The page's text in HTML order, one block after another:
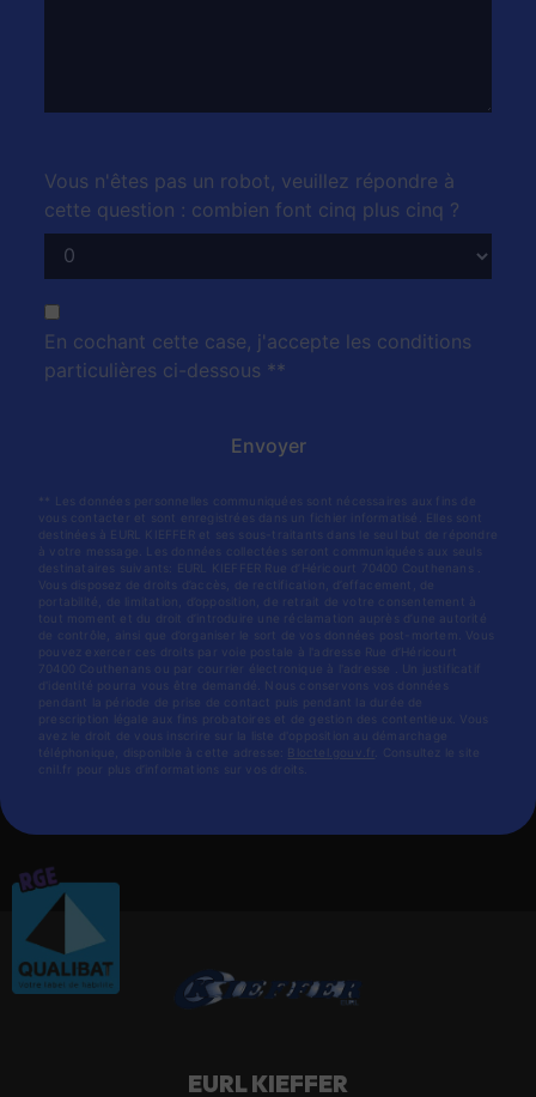
Vous n'êtes pas un robot, veuillez répondre à
cette question : combien font cinq plus cinq ?
En cochant cette case, j'accepte les conditions
particulières ci-dessous **
Envoyer
** Les données personnelles communiquées sont nécessaires aux fins de
vous contacter et sont enregistrées dans un fichier informatisé. Elles sont
destinées à EURL KIEFFER et ses sous-traitants dans le seul but de répondre
à votre message. Les données collectées seront communiquées aux seuls
destinataires suivants: EURL KIEFFER Rue d’Héricourt 70400 Couthenans .
Vous disposez de droits d’accès, de rectification, d’effacement, de
portabilité, de limitation, d’opposition, de retrait de votre consentement à
tout moment et du droit d’introduire une réclamation auprès d’une autorité
de contrôle, ainsi que d’organiser le sort de vos données post-mortem. Vous
pouvez exercer ces droits par voie postale à l'adresse Rue d’Héricourt
70400 Couthenans ou par courrier électronique à l'adresse . Un justificatif
d'identité pourra vous être demandé. Nous conservons vos données
pendant la période de prise de contact puis pendant la durée de
prescription légale aux fins probatoires et de gestion des contentieux. Vous
avez le droit de vous inscrire sur la liste d'opposition au démarchage
téléphonique, disponible à cette adresse:
Bloctel.gouv.fr
. Consultez le site
cnil.fr pour plus d’informations sur vos droits.
EURL KIEFFER